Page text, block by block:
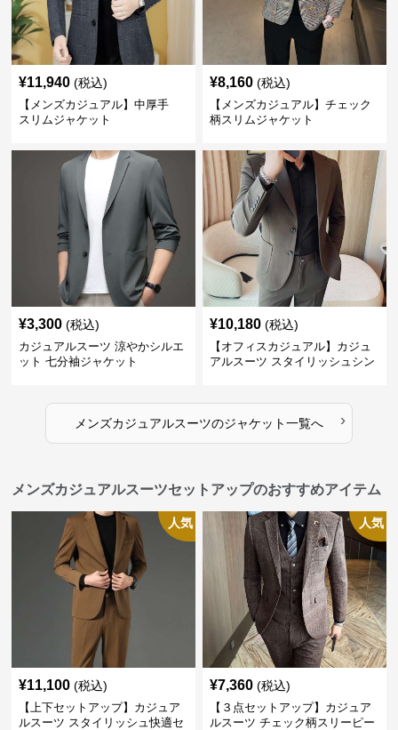
¥11,940 (税込)
【メンズカジュアル】中厚手
スリムジャケット
¥8,160 (税込)
【メンズカジュアル】チェック
柄スリムジャケット
¥3,300 (税込)
カジュアルスーツ 涼やかシルエ
ット 七分袖ジャケット
¥10,180 (税込)
【オフィスカジュアル】カジュ
アルスーツ スタイリッシュシン
メンズカジュアルスーツのジャケット一覧へ ›
メンズカジュアルスーツセットアップのおすすめアイテム
人気
¥11,100 (税込)
【上下セットアップ】カジュア
ルスーツ スタイリッシュ快適セ
人気
¥7,360 (税込)
【３点セットアップ】カジュア
ルスーツ チェック柄スリーピー